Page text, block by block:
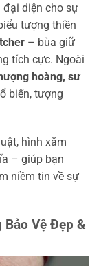
đại diện cho sự
tượng thiền
– bùa giữ
tích cực. Ngoài
hoàng, sư
biến, tượng
hình xăm
– giúp bạn
niềm tin về sự
Bảo Vệ Đẹp &